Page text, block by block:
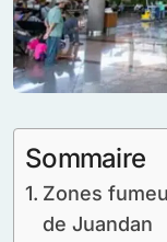
Sommaire
Zones
de Juandan